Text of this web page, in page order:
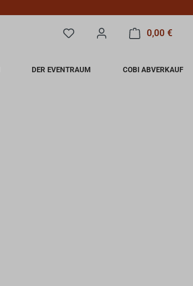
Du hast 0 Produkte auf dem
0,00 €
DER EVENTRAUM COBI ABVERKAUF